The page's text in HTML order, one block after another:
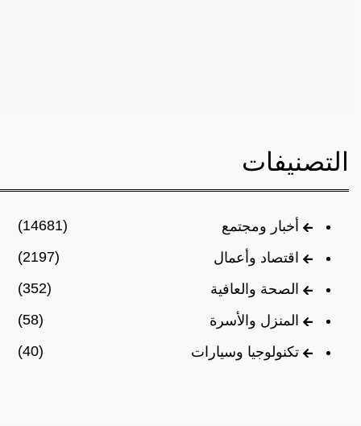
التصنيفات
أخبار ومجتمع
(14681)
اقتصاد وأعمال
(2197)
الصحة والعافية
(352)
المنزل والأسرة
(58)
تكنولوجيا وسيارات
(40)